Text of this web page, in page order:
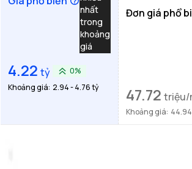
nhất
trong
khoảng
giá
4.22 tỷ
0%
Khoảng giá: 2.94 - 4.76 tỷ
Đơn giá phổ
47.72 triệu/
Khoảng giá: